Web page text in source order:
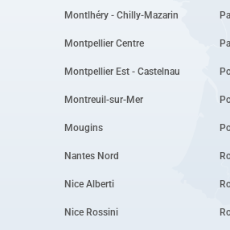
Montlhéry - Chilly-Mazarin
Montpellier Centre
Montpellier Est - Castelnau
Montreuil-sur-Mer
Mougins
Nantes Nord
Nice Alberti
Nice Rossini